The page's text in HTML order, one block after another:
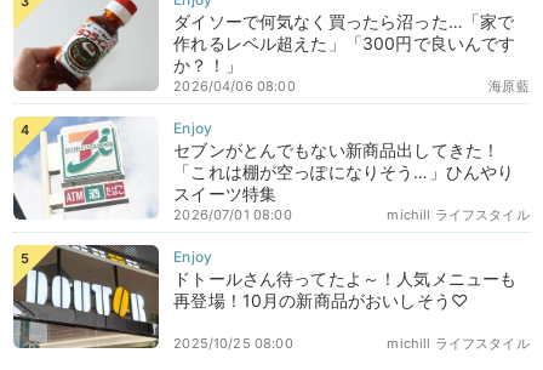
ダイソーで何気なく買ったら沼った…「家で
作れるレベル超えた」「300円で良いんです
か？！」
海原藍
2026/04/06 08:00
セブンがとんでもない新商品出してきた！
「これは棚が空っぽになりそう…」ひんやり
スイーツ特集
michill ライフスタイル
2026/07/01 08:00
ドトールさん待ってたよ～！人気メニューも
再登場！10月の新商品がおいしそう♡
michill ライフスタイル
2025/10/25 08:00